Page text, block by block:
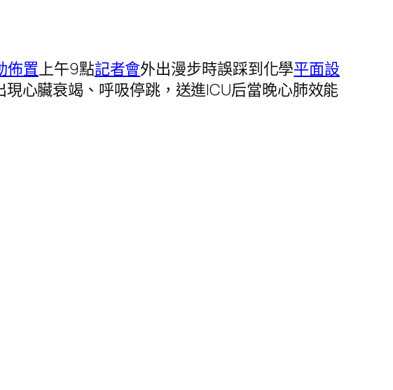
佈置上午9點記者會外出漫步時誤踩到化學平面設
心臟衰竭、呼吸停跳，送進ICU后當晚心肺效能